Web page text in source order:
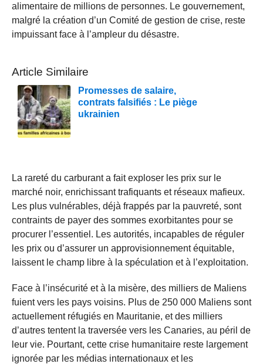
alimentaire de millions de personnes. Le gouvernement,
malgré la création d’un Comité de gestion de crise, reste
impuissant face à l’ampleur du désastre.
Article Similaire
Promesses de salaire,
contrats falsifiés : Le piège
ukrainien
La rareté du carburant a fait exploser les prix sur le
marché noir, enrichissant trafiquants et réseaux mafieux.
Les plus vulnérables, déjà frappés par la pauvreté, sont
contraints de payer des sommes exorbitantes pour se
procurer l’essentiel. Les autorités, incapables de réguler
les prix ou d’assurer un approvisionnement équitable,
laissent le champ libre à la spéculation et à l’exploitation.
Face à l’insécurité et à la misère, des milliers de Maliens
fuient vers les pays voisins. Plus de 250 000 Maliens sont
actuellement réfugiés en Mauritanie, et des milliers
d’autres tentent la traversée vers les Canaries, au péril de
leur vie. Pourtant, cette crise humanitaire reste largement
ignorée par les médias internationaux et les